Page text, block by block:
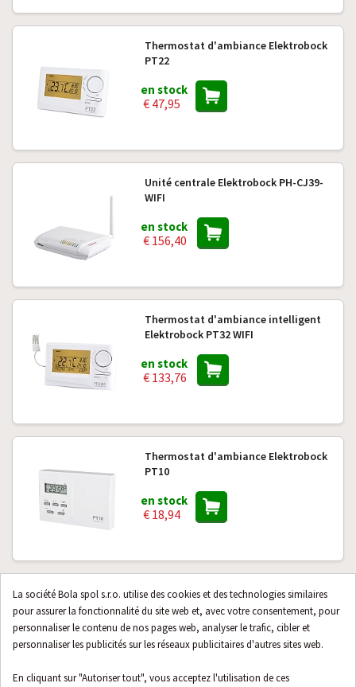
La société Bola spol s.r.o. utilise des cookies et des technologies similaires
pour assurer la fonctionnalité du site web et, avec votre consentement, pour
personnaliser le contenu de nos pages web, analyser le trafic, cibler et
personnaliser les publicités sur les réseaux publicitaires d'autres sites web.
En cliquant sur "Autoriser tout", vous acceptez l'utilisation de ces
Thermostat d'ambiance Elektrobock
PT22
en stock
€ 47,95
Unité centrale Elektrobock PH-CJ39-
WIFI
en stock
€ 156,40
Thermostat d'ambiance intelligent
Elektrobock PT32 WIFI
en stock
€ 133,76
Thermostat d'ambiance Elektrobock
PT10
en stock
€ 18,94
Thermostat numérique sans fil
Elektrobock BT013
Sur demande
€ 53,10